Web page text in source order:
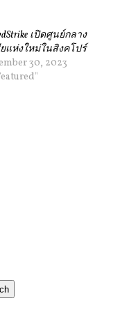
เปิดศูนย์กลาง
ยแห่งใหม่ในสิงคโปร์
30, 2023